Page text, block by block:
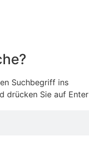
Suchbegriff ins
drücken Sie auf Enter